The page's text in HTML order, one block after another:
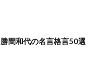
勝間和代の名言格言50選